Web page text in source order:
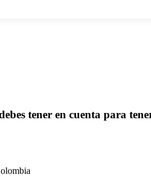
tener en cuenta para